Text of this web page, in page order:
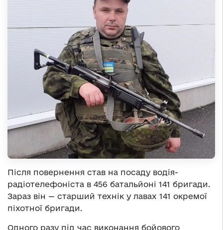
Після повернення став на посаду водія-
радіотелефоніста в 456 батальйоні 141 бригади.
Зараз він — старший технік у лавах 141 окремої
піхотної бригади.
Одного разу під час виконання бойового